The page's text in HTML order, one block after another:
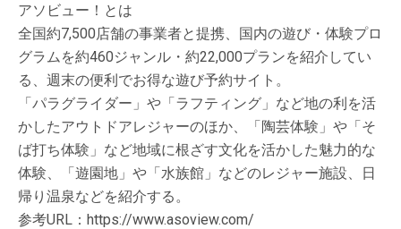
アソビュー！とは
全国約7,500店舗の事業者と提携、国内の遊び・体験プロ
グラムを約460ジャンル・約22,000プランを紹介してい
る、週末の便利でお得な遊び予約サイト。
「パラグライダー」や「ラフティング」など地の利を活
かしたアウトドアレジャーのほか、「陶芸体験」や「そ
ば打ち体験」など地域に根ざす文化を活かした魅力的な
体験、「遊園地」や「水族館」などのレジャー施設、日
帰り温泉などを紹介する。
参考URL：https://www.asoview.com/